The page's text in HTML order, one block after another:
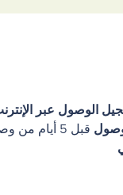
الوصول عبر
قبل 5 أيام من وصولك